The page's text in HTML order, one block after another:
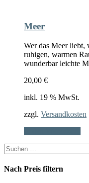
Meer
Wer das Meer liebt,
ruhigen, warmen
wunderbar leichte
20,00 €
inkl. 19 % MwSt.
zzgl. Versandkosten
Search
for:
Nach Preis filtern